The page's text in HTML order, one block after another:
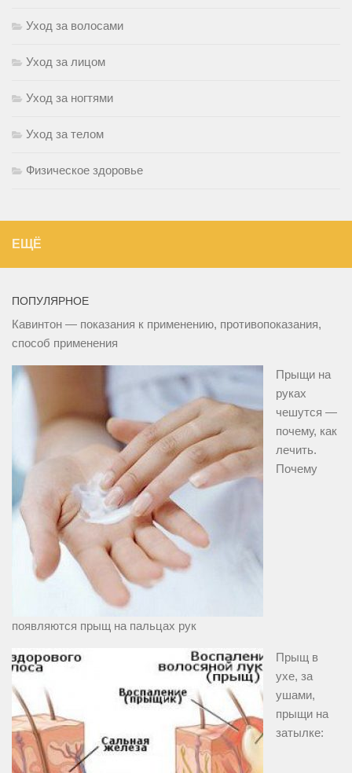
Уход за волосами
Уход за лицом
Уход за ногтями
Уход за телом
Физическое здоровье
ЕЩЁ
ПОПУЛЯРНОЕ
Кавинтон — показания к применению, противопоказания,
способ применения
Прыщи на
руках
чешутся —
почему, как
лечить.
Почему
появляются прыщ на пальцах рук
Прыщ в
ухе, за
ушами,
прыщи на
затылке: